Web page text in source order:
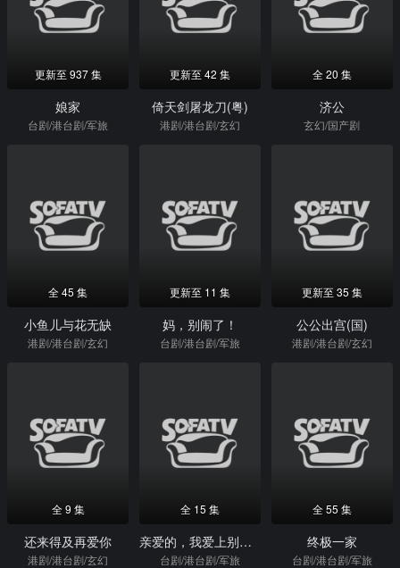
更新至 937 集
娘家
台剧/港台剧/军旅
更新至 42 集
倚天剑屠龙刀(粤)
港剧/港台剧/玄幻
全 20 集
济公
玄幻/国产剧
全 45 集
小鱼儿与花无缺
港剧/港台剧/玄幻
更新至 11 集
妈，别闹了！
台剧/港台剧/军旅
更新至 35 集
公公出宫(国)
港剧/港台剧/玄幻
全 9 集
还来得及再爱你
港剧/港台剧/玄幻
全 15 集
亲爱的，我爱上别人了
台剧/港台剧/军旅
全 55 集
终极一家
台剧/港台剧/军旅